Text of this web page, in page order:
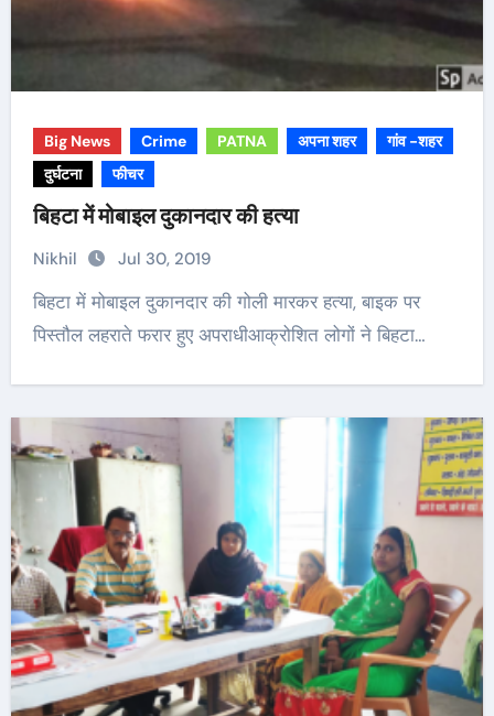
Big News Crime PATNA अपना शहर
गांव -शहर
दुर्घटना
फीचर
बिहटा में मोबाइल दुकानदार की हत्या
Nikhil Jul 30, 2019
बिहटा में मोबाइल दुकानदार की गोली मारकर हत्या, बाइक पर
पिस्तौल लहराते फरार हुए अपराधीआक्रोशित लोगों ने बिहटा…